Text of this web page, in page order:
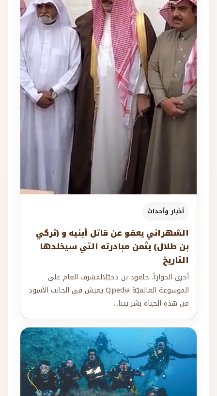
أخبار وأحداث
الشهراني يعفو عن قاتل أبنيه و (تركي
بن طلال) يثمن مبادرته التي سيخلدها
التاريخ
أجرى الحوار:أ. جلعود بن دخيّلالمشرف العام على
الموسوعة العالميّة Q.pedia يعيش في الجانب الأسود
من هذه الحياة بشر يتنا...